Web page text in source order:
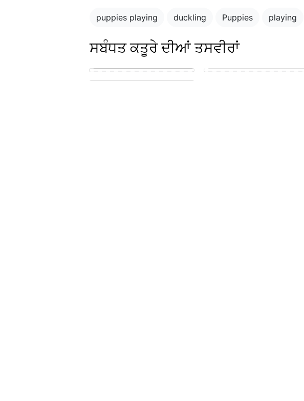
puppies playing duckling Puppies playing
ਸਬੰਧਤ ਕਤੂਰੇ ਦੀਆਂ ਤਸਵੀਰਾਂ
Blue merle cattledog and german
puppy in the park playing with